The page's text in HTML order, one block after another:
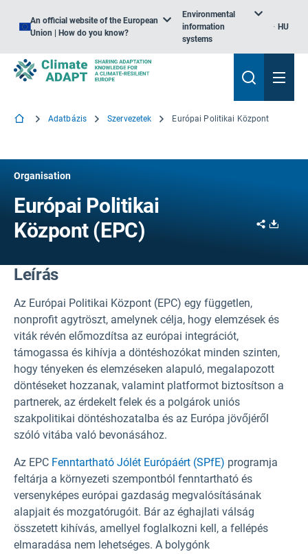
An official website of the European
Union | How do you know?
Environmental
information
systems
HU
Adatbázis Szervezetek Európai Politikai Központ
Organisation
Európai Politikai
Központ (EPC)
Share
Leírás
Az Európai Politikai Központ (EPC) egy független,
nonprofit agytröszt, amelynek célja, hogy elemzések és
viták révén előmozdítsa az európai integrációt,
támogassa és kihívja a döntéshozókat minden szinten,
hogy tényeken és elemzéseken alapuló, megalapozott
döntéseket hozzanak, valamint platformot biztosítson a
partnerek, az érdekelt felek és a polgárok uniós
szakpolitikai döntéshozatalba és az Európa jövőjéről
szóló vitába való bevonásához.
Az EPC Fenntartható Jólét Európáért (SPfE) programja
feltárja a környezeti szempontból fenntartható és
versenyképes európai gazdaság megvalósításának
alapjait és mozgatórugóit. Bár az éghajlati válság
összetett kihívás, amellyel foglalkozni kell, a fellépés
elmaradása nem lehetséges. A bolygónk